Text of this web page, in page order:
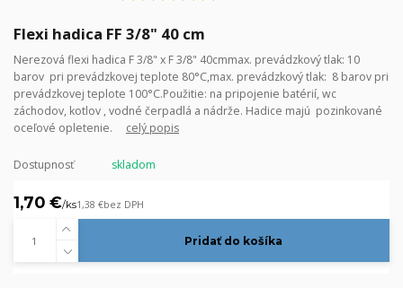
Flexi hadica FF 3/8" 40 cm
Nerezová flexi hadica F 3/8" x F 3/8" 40cmmax. prevádzkový tlak: 10
barov pri prevádzkovej teplote 80°C,max. prevádzkový tlak: 8 barov pri
prevádzkovej teplote 100°C.Použitie: na pripojenie batérií, wc
záchodov, kotlov , vodné čerpadlá a nádrže. Hadice majú pozinkované
oceľové opletenie. celý popis
Dostupnosť skladom
1,70 €/ks1,38 €bez DPH
Pridať do košíka